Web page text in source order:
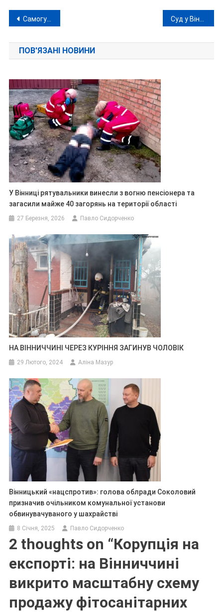
Навігація
записів
Самогубство: поліція назвала основну версію загибелі чоловіка у спаленому авто біля Шкуринців
ПОВ'ЯЗАНІ НОВИНИ
У Вінниці рятувальники винесли з вогню пенсіонера та
загасили майже 40 загорянь на території області
27 Березня, 2026 Павло Сидорченко
НА ВІННИЧЧИНІ ЧЕРЕЗ КУРІННЯ ЗАГИНУВ ЧОЛОВІК
29 Лютого, 2024 Аліна Мазур
Вінницький «нацспротив»: голова облради Соколовий
призначив очільником комунальної установи
обвинувачуваного у шахрайстві
8 Січня, 2025 Павло Сидорченко
2 thoughts on “Корупція на
експорті: на Вінниччині
викрито масштабну схему
продажу фітосанітарних